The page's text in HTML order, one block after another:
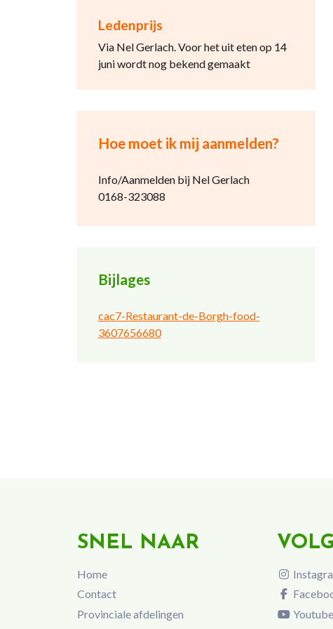
Ledenprijs
Via Nel Gerlach. Voor het uit eten op 14
juni wordt nog bekend gemaakt
Hoe moet ik mij aanmelden?
Info/Aanmelden bij Nel Gerlach
0168-323088
Bijlages
cac7-Restaurant-de-Borgh-food-
3607656680
SNEL NAAR
Home
Contact
Provinciale afdelingen
Youtube